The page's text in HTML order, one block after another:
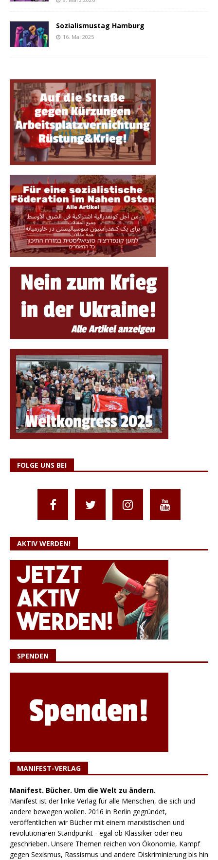
Sozialismustag Hamburg
16. Mai 2025
FOLGE UNS BEI
AKTIV WERDEN!
SPENDEN
MANIFEST-VERLAG
Manifest. Bücher. Um die Welt zu ändern.
Manifest ist der linke Verlag für alle Menschen, die sich und
andere bewegen wollen. 2016 in Berlin gegründet,
veröffentlichen wir Bücher mit einem marxistischen und
revolutionären Standpunkt - egal ob Klassiker oder neu
geschrieben. Unsere Themen reichen von Ökonomie, Kampf
gegen Sexismus, Rassismus und andere Diskriminierung bis hin